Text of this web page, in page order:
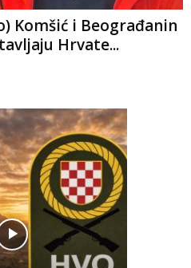
Komšić i Beograđanin
Hrvate...